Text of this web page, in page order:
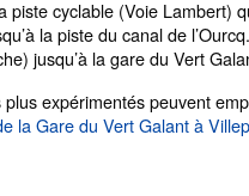
piste cyclable (Voie Lambert)
la piste du canal de
jusqu’à la gare du Vert
plus expérimentés peuvent
la Gare du Vert Galant à